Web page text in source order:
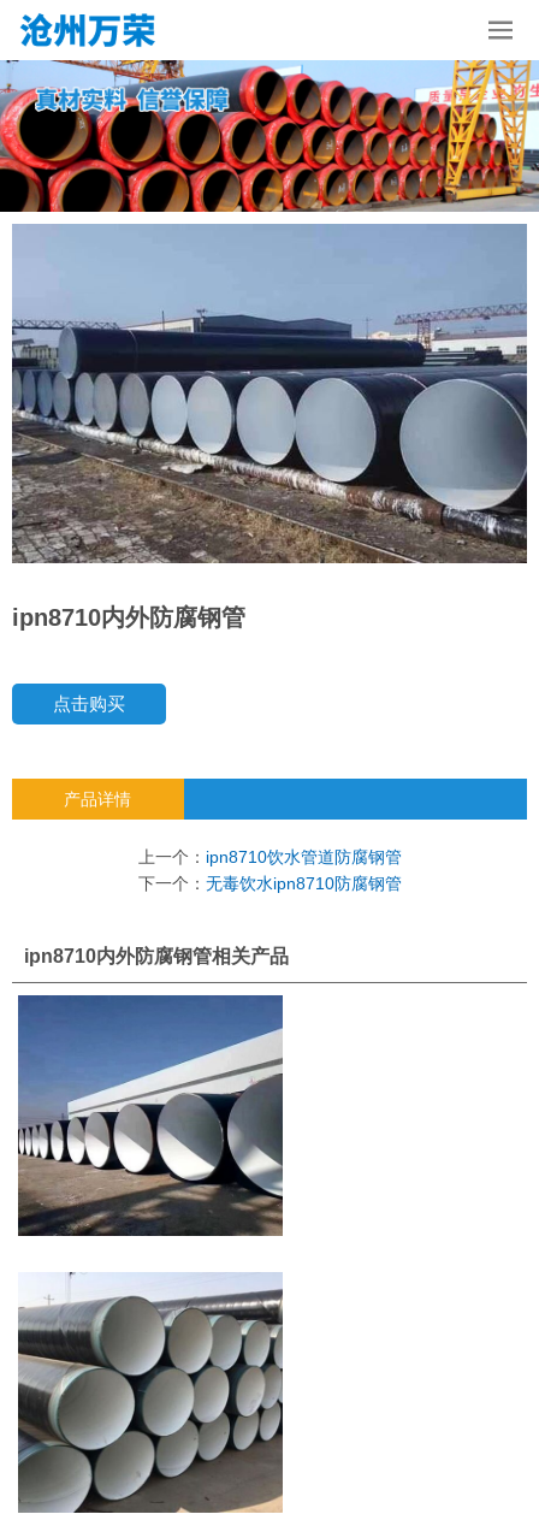
ipn8710内外防腐钢管
点击购买
产品详情
上一个： ipn8710饮水管道防腐钢管
下一个： 无毒饮水ipn8710防腐钢管
ipn8710内外防腐钢管相关产品